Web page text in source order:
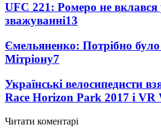
UFC 221: Ромеро не вклався
зважуванні13
Ємельяненко: Потрібно
Мітріону7
Українські велосипедисти
Race Horizon Park 2017 і VR
Читати коментарі